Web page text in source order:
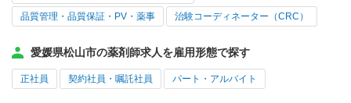
品質管理・品質保証・PV・薬事 治験コーディネーター（CRC）
愛媛県松山市の薬剤師求人を雇用形態で探す
正社員 契約社員・嘱託社員 パート・アルバイト